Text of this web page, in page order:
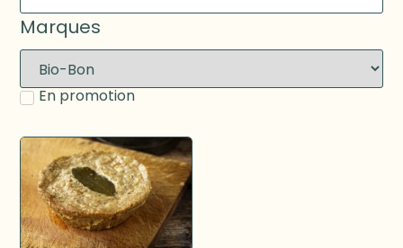
Marques
En promotion